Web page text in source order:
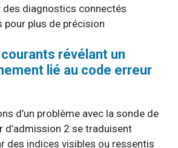
des diagnostics connectés
pour plus de précision
révélant un
lié au code erreur
d’un problème avec la sonde de
d’admission 2 se traduisent
des indices visibles ou ressentis